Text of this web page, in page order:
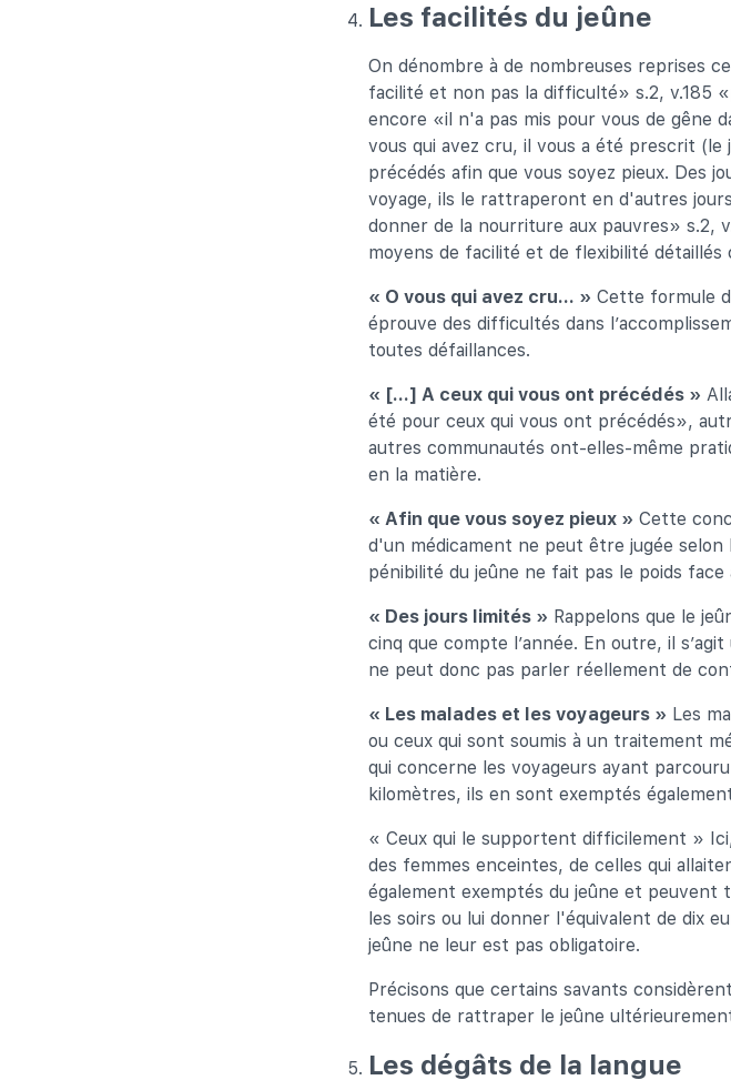
Les facilités du jeûne
On dénombre à de nombreuses reprises
facilité et non pas la difficulté» s.2, v.185
encore «il n'a pas mis pour vous de gêne
vous qui avez cru, il vous a été prescrit
précédés afin que vous soyez pieux. Des
voyage, ils le rattraperont en d'autres
donner de la nourriture aux pauvres» s.2,
moyens de facilité et de flexibilité détaillés
« O vous qui avez cru… » Cette formule
éprouve des difficultés dans
toutes défaillances.
« [...] A ceux qui vous ont précédés »
été pour ceux qui vous ont précédés»,
autres communautés ont-elles-même
en la matière.
« Afin que vous soyez pieux » Cette
d'un médicament ne peut être jugée
pénibilité du jeûne ne fait pas le poids
« Des jours limités » Rappelons que le
cinq que compte l’année. En outre, il
ne peut donc pas parler réellement de
« Les malades et les voyageurs » Les
ou ceux qui sont soumis à un traitement
qui concerne les voyageurs ayant
kilomètres, ils en sont exemptés
« Ceux qui le supportent difficilement »
des femmes enceintes, de celles qui
également exemptés du jeûne et
les soirs ou lui donner l'équivalent de dix
jeûne ne leur est pas obligatoire.
Précisons que certains savants
tenues de rattraper le jeûne
Les dégâts de la langue